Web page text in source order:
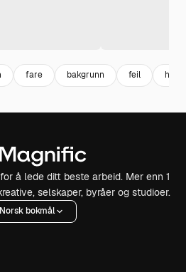
fare bakgrunn feil
å lede ditt beste arbeid. Mer enn 1
selskaper, byråer og studioer.
Norsk bokmål